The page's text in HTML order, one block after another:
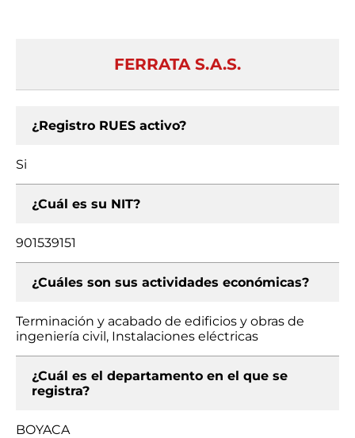
FERRATA S.A.S.
¿Registro RUES activo?
Si
¿Cuál es su NIT?
901539151
¿Cuáles son sus actividades económicas?
Terminación y acabado de edificios y obras de
ingeniería civil, Instalaciones eléctricas
¿Cuál es el departamento en el que se
registra?
BOYACA